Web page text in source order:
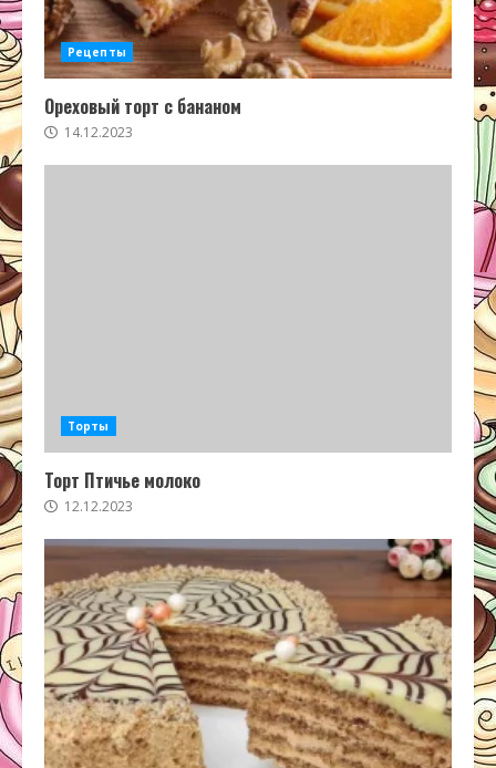
Рецепты
Ореховый торт с бананом
14.12.2023
Торты
Торт Птичье молоко
12.12.2023